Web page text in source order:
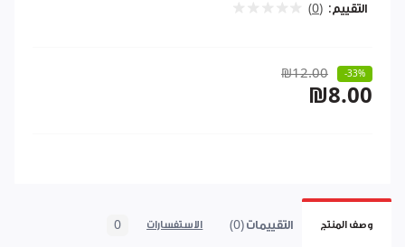
التقييم: (0)
₪12.00 -33%
₪8.00
وصف المنتج التقييمات (0) الاستفسارات 0